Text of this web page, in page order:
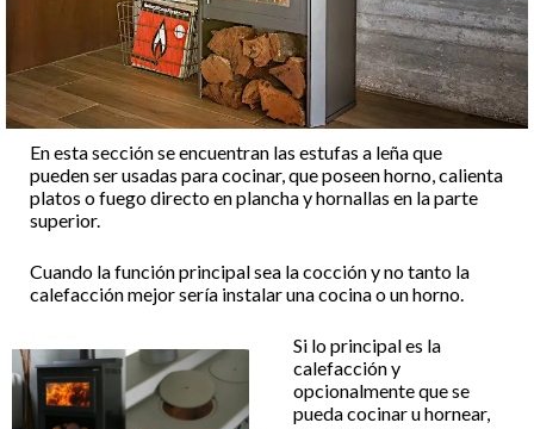
En esta sección se encuentran las estufas a leña que
pueden ser usadas para cocinar, que poseen horno, calienta
platos o fuego directo en plancha y hornallas en la parte
superior.
Cuando la función principal sea la cocción y no tanto la
calefacción mejor sería instalar una cocina o un horno.
Si lo principal es la
calefacción y
opcionalmente que se
pueda cocinar u hornear,